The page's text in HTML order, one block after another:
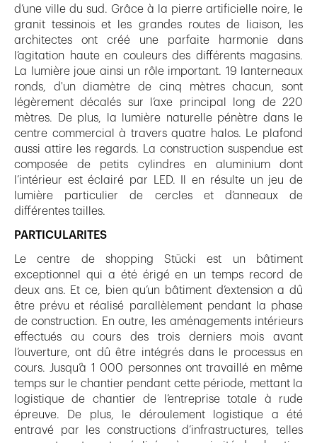
d’une ville du sud. Grâce à la pierre artificielle noire, le
granit tessinois et les grandes routes de liaison, les
architectes ont créé une parfaite harmonie dans
l’agitation haute en couleurs des différents magasins.
La lumière joue ainsi un rôle important. 19 lanterneaux
ronds, d'un diamètre de cinq mètres chacun, sont
légèrement décalés sur l’axe principal long de 220
mètres. De plus, la lumière naturelle pénètre dans le
centre commercial à travers quatre halos. Le plafond
aussi attire les regards. La construction suspendue est
composée de petits cylindres en aluminium dont
l’intérieur est éclairé par LED. Il en résulte un jeu de
lumière particulier de cercles et d’anneaux de
différentes tailles.
PARTICULARITES
Le centre de shopping Stücki est un bâtiment
exceptionnel qui a été érigé en un temps record de
deux ans. Et ce, bien qu’un bâtiment d’extension a dû
être prévu et réalisé parallèlement pendant la phase
de construction. En outre, les aménagements intérieurs
effectués au cours des trois derniers mois avant
l’ouverture, ont dû être intégrés dans le processus en
cours. Jusqu’à 1 000 personnes ont travaillé en même
temps sur le chantier pendant cette période, mettant la
logistique de chantier de l’entreprise totale à rude
épreuve. De plus, le déroulement logistique a été
entravé par les constructions d’infrastructures, telles